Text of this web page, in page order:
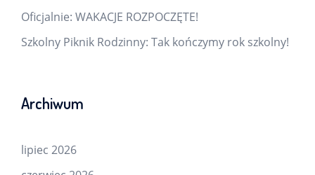
Oficjalnie: WAKACJE ROZPOCZĘTE!
Szkolny Piknik Rodzinny: Tak kończymy rok szkolny!
Archiwum
lipiec 2026